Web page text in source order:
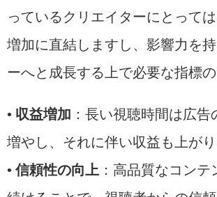
っているクリエイターにとって
増加に直結しますし、影響力を
ーへと成長する上で必要な指標の
• 収益増加 ：長い視聴時間は広告
増やし、それに伴い収益も上がり
• 信頼性の向上 ：高品質なコンテ